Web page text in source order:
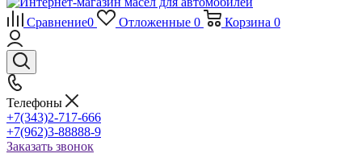
Сравнение0 Отложенные 0 Корзина 0
Телефоны
+7(343)2-717-666
+7(962)3-88888-9
Заказать звонок